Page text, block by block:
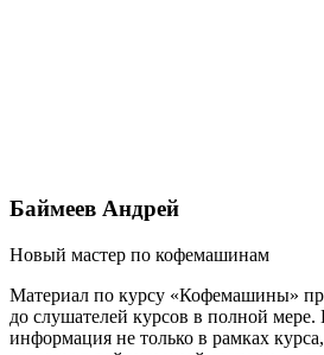
Баймеев Андрей
Новый мастер по кофемашинам
Материал по курсу «Кофемашины»
до слушателей курсов в полной мере.
информация не только в рамках